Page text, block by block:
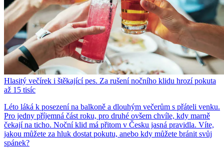
Hlasitý večírek i štěkající pes. Za rušení nočního klidu hrozí pokuta
až 15 tisíc
Léto láká k posezení na balkoně a dlouhým večerům s přáteli venku.
Pro jedny příjemná část roku, pro druhé ovšem chvíle, kdy marně
čekají na ticho. Noční klid má přitom v Česku jasná pravidla. Víte,
jakou můžete za hluk dostat pokutu, anebo kdy můžete bránit svůj
spánek?